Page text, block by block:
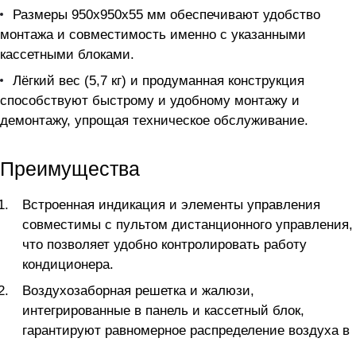
Размеры 950x950x55 мм обеспечивают удобство
монтажа и совместимость именно с указанными
кассетными блоками.
Лёгкий вес (5,7 кг) и продуманная конструкция
способствуют быстрому и удобному монтажу и
демонтажу, упрощая техническое обслуживание.
Преимущества
Встроенная индикация и элементы управления
совместимы с пультом дистанционного управления,
что позволяет удобно контролировать работу
кондиционера.
Воздухозаборная решетка и жалюзи,
интегрированные в панель и кассетный блок,
гарантируют равномерное распределение воздуха в